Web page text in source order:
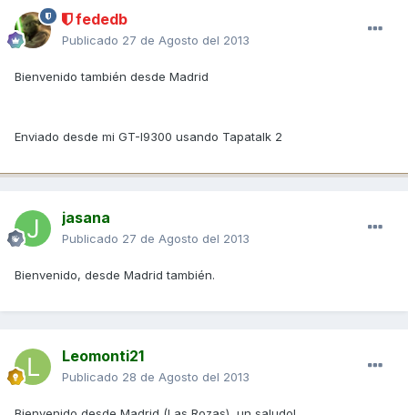
fededb
Publicado 27 de Agosto del 2013
Bienvenido también desde Madrid
Enviado desde mi GT-I9300 usando Tapatalk 2
jasana
Publicado 27 de Agosto del 2013
Bienvenido, desde Madrid también.
Leomonti21
Publicado 28 de Agosto del 2013